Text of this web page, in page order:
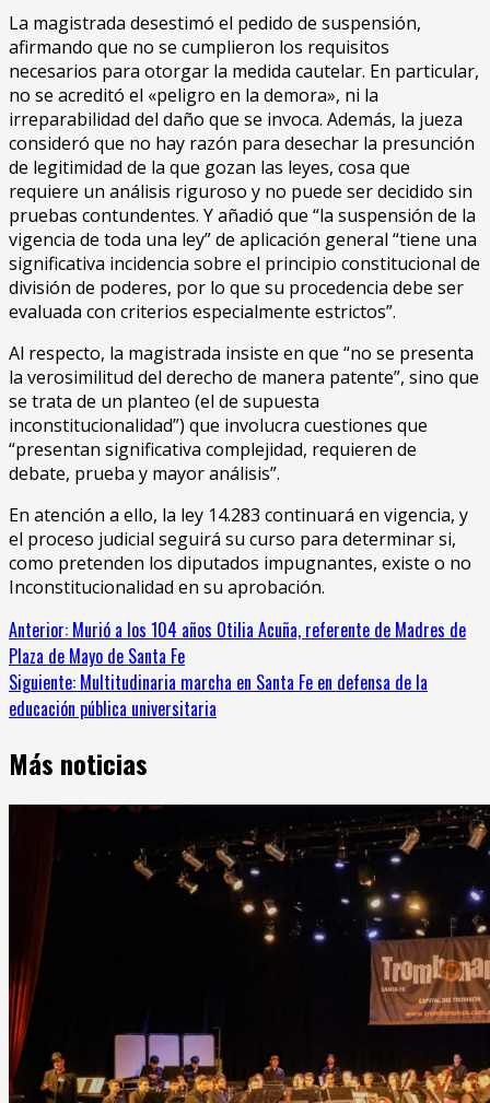
La magistrada desestimó el pedido de suspensión,
afirmando que no se cumplieron los requisitos
necesarios para otorgar la medida cautelar. En particular,
no se acreditó el «peligro en la demora», ni la
irreparabilidad del daño que se invoca. Además, la jueza
consideró que no hay razón para desechar la presunción
de legitimidad de la que gozan las leyes, cosa que
requiere un análisis riguroso y no puede ser decidido sin
pruebas contundentes. Y añadió que “la suspensión de la
vigencia de toda una ley” de aplicación general “tiene una
significativa incidencia sobre el principio constitucional de
división de poderes, por lo que su procedencia debe ser
evaluada con criterios especialmente estrictos”.
Al respecto, la magistrada insiste en que “no se presenta
la verosimilitud del derecho de manera patente”, sino que
se trata de un planteo (el de supuesta
inconstitucionalidad”) que involucra cuestiones que
“presentan significativa complejidad, requieren de
debate, prueba y mayor análisis”.
En atención a ello, la ley 14.283 continuará en vigencia, y
el proceso judicial seguirá su curso para determinar si,
como pretenden los diputados impugnantes, existe o no
Inconstitucionalidad en su aprobación.
Sigue
leyendo
Anterior: Murió a los 104 años Otilia Acuña, referente de Madres de
Plaza de Mayo de Santa Fe
Siguiente: Multitudinaria marcha en Santa Fe en defensa de la
educación pública universitaria
Más noticias